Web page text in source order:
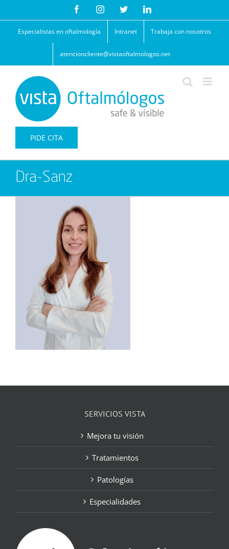
contenido
FacebookInstagramTwitterLinkedIn
Especialistas en oftalmología Intranet Trabaja con nosotros
atencioncliente@vistaoftalmologos.net
PIDE CITA
Dra-Sanz
SERVICIOS VISTA
Mejora tu visión
Tratamientos
Patologías
Especialidades